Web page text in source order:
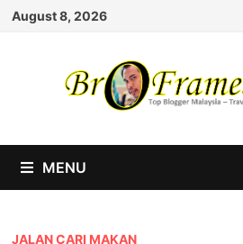
Skip
August 8, 2026
MENU
JALAN CARI MAKAN